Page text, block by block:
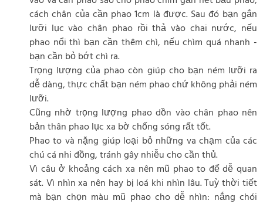
cách chân của cần phao 1cm là được. Sau đó bạn gắn
lưỡi lục vào chân phao rồi thả vào chai nước, nếu
phao nổi thì bạn cần thêm chì, nếu chìm quá nhanh -
bạn cần bỏ bớt chì ra.
Trọng lượng của phao còn giúp cho bạn ném lưỡi ra
dễ dàng, thực chất bạn ném phao chứ không phải ném
lưỡi.
Cũng nhờ trọng lượng phao dồn vào chân phao nên
bản thân phao lục xa bờ chống sóng rất tốt.
Phao to và nặng giúp loại bỏ những va chạm của các
chú cá nhi đồng, tránh gây nhiễu cho cần thủ.
Vì câu ở khoảng cách xa nên mũ phao to để dễ quan
sát. Vì nhìn xa nên hay bị loá khi nhìn lâu. Tuỳ thời tiết
mà bạn chọn màu mũ phao cho dễ nhìn: nắng chói